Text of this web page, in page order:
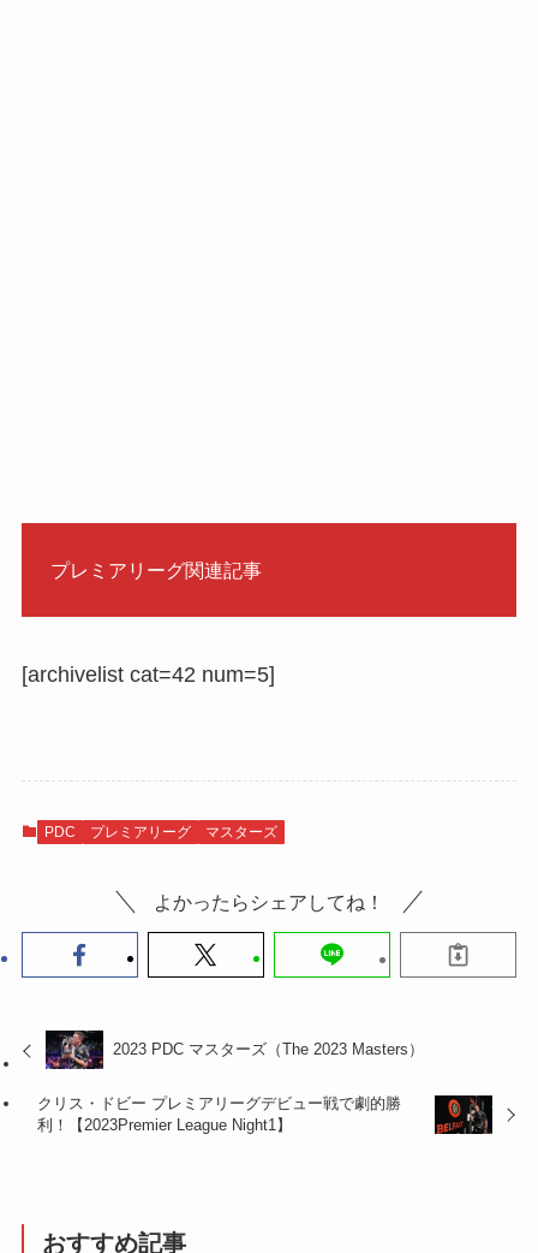
プレミアリーグ関連記事
[archivelist cat=42 num=5]
PDC プレミアリーグ マスターズ
よかったらシェアしてね！
2023 PDC マスターズ（The 2023 Masters）
クリス・ドビー プレミアリーグデビュー戦で劇的勝
利！【2023Premier League Night1】
おすすめ記事